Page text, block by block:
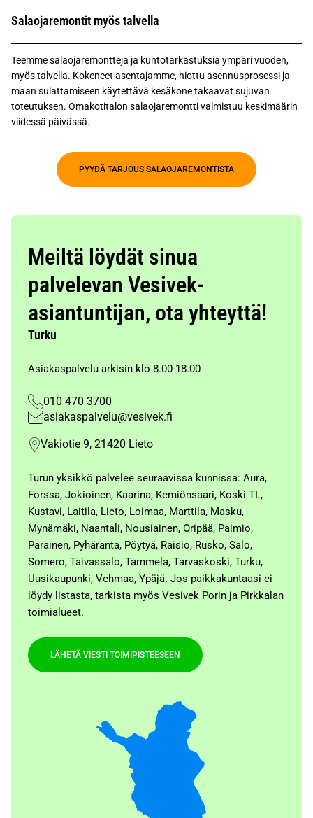
Salaojaremontit myös talvella
Teemme salaojaremontteja ja kuntotarkastuksia ympäri vuoden,
myös talvella. Kokeneet asentajamme, hiottu asennusprosessi ja
maan sulattamiseen käytettävä kesäkone takaavat sujuvan
toteutuksen. Omakotitalon salaojaremontti valmistuu keskimäärin
viidessä päivässä.
PYYDÄ TARJOUS SALAOJAREMONTISTA
Meiltä löydät sinua
palvelevan Vesivek-
asiantuntijan, ota yhteyttä!
Turku
Asiakaspalvelu arkisin klo 8.00-18.00
010 470 3700
asiakaspalvelu@vesivek.fi
Vakiotie 9, 21420 Lieto
Turun yksikkö palvelee seuraavissa kunnissa: Aura,
Forssa, Jokioinen, Kaarina, Kemiönsaari, Koski TL,
Kustavi, Laitila, Lieto, Loimaa, Marttila, Masku,
Mynämäki, Naantali, Nousiainen, Oripää, Paimio,
Parainen, Pyhäranta, Pöytyä, Raisio, Rusko, Salo,
Somero, Taivassalo, Tammela, Tarvaskoski, Turku,
Uusikaupunki, Vehmaa, Ypäjä. Jos paikkakuntaasi ei
löydy listasta, tarkista myös Vesivek Porin ja Pirkkalan
toimialueet.
LÄHETÄ VIESTI TOIMIPISTEESEEN